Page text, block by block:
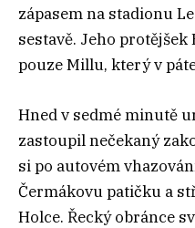
zápasem na stadionu
sestavě. Jeho
pouze Millu, který v
Hned v sedmé minutě
zastoupil nečekaný
si po autovém
Čermákovu patičku a
Holce. Řecký obránce